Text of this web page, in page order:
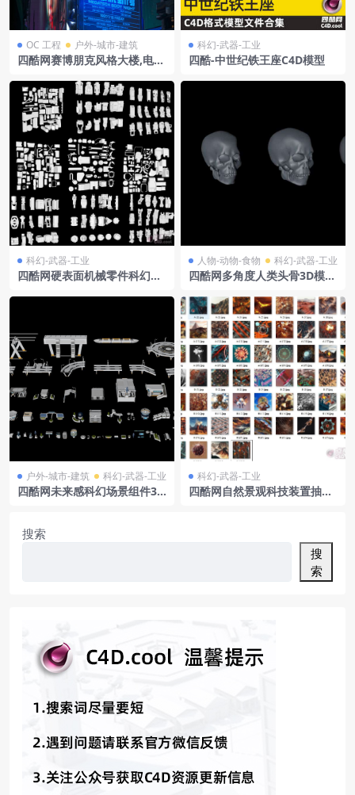
OC 工程 户外-城市-建筑
四酷网赛博朋克风格大楼,电子
科幻-武器-工业
四酷-中世纪铁王座C4D模型
科幻-武器-工业
四酷网硬表面机械零件科幻机
人物-动物-食物 科幻-武器-工业
四酷网多角度人类头骨3D模型
户外-城市-建筑 科幻-武器-工业
四酷网未来感科幻场景组件3D
科幻-武器-工业
四酷网自然景观科技装置抽象
搜索
搜
索